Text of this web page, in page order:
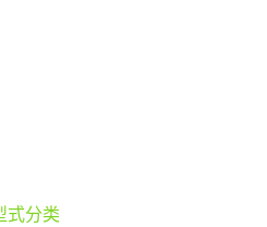
式分类